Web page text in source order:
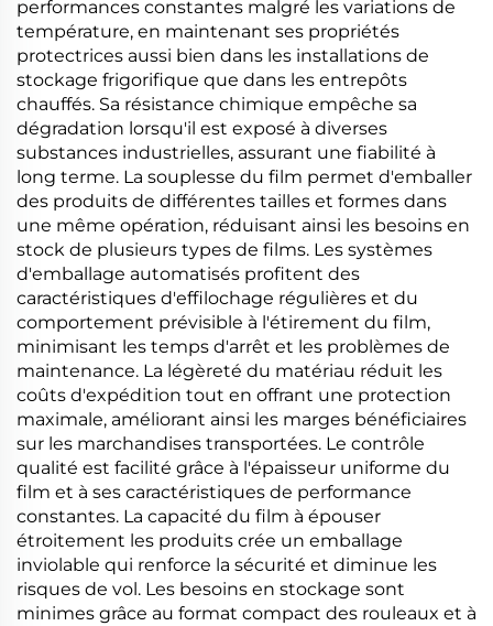
performances constantes malgré les variations de
température, en maintenant ses propriétés
protectrices aussi bien dans les installations de
stockage frigorifique que dans les entrepôts
chauffés. Sa résistance chimique empêche sa
dégradation lorsqu'il est exposé à diverses
substances industrielles, assurant une fiabilité à
long terme. La souplesse du film permet d'emballer
des produits de différentes tailles et formes dans
une même opération, réduisant ainsi les besoins en
stock de plusieurs types de films. Les systèmes
d'emballage automatisés profitent des
caractéristiques d'effilochage régulières et du
comportement prévisible à l'étirement du film,
minimisant les temps d'arrêt et les problèmes de
maintenance. La légèreté du matériau réduit les
coûts d'expédition tout en offrant une protection
maximale, améliorant ainsi les marges bénéficiaires
sur les marchandises transportées. Le contrôle
qualité est facilité grâce à l'épaisseur uniforme du
film et à ses caractéristiques de performance
constantes. La capacité du film à épouser
étroitement les produits crée un emballage
inviolable qui renforce la sécurité et diminue les
risques de vol. Les besoins en stockage sont
minimes grâce au format compact des rouleaux et à